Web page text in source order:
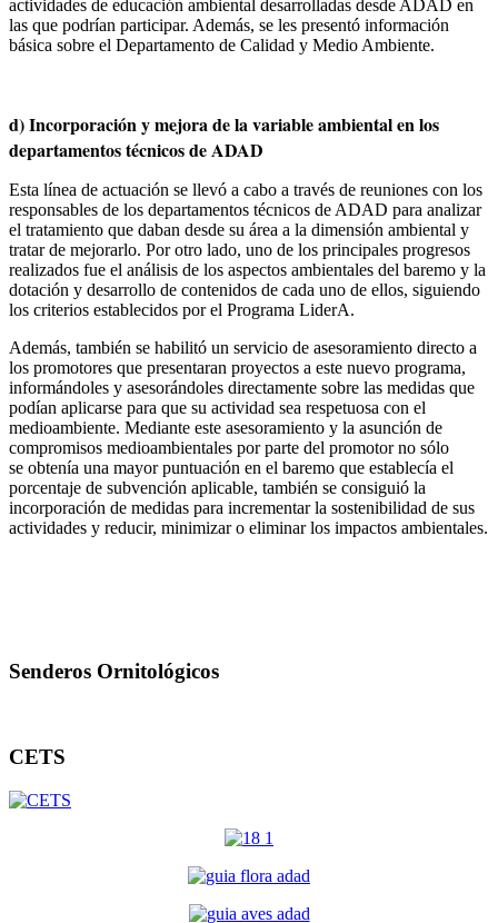
actividades de educación ambiental desarrolladas desde ADAD en
las que podrían participar. Además, se les presentó información
básica sobre el Departamento de Calidad y Medio Ambiente.
d) Incorporación y mejora de la variable ambiental en los
departamentos técnicos de ADAD
Esta línea de actuación se llevó a cabo a través de reuniones con los
responsables de los departamentos técnicos de ADAD para analizar
el tratamiento que daban desde su área a la dimensión ambiental y
tratar de mejorarlo. Por otro lado, uno de los principales progresos
realizados fue el análisis de los aspectos ambientales del baremo y la
dotación y desarrollo de contenidos de cada uno de ellos, siguiendo
los criterios establecidos por el Programa LiderA.
Además, también se habilitó un servicio de asesoramiento directo a
los promotores que presentaran proyectos a este nuevo programa,
informándoles y asesorándoles directamente sobre las medidas que
podían aplicarse para que su actividad sea respetuosa con el
medioambiente. Mediante este asesoramiento y la asunción de
compromisos medioambientales por parte del promotor no sólo
se obtenía una mayor puntuación en el baremo que establecía el
porcentaje de subvención aplicable, también se consiguió la
incorporación de medidas para incrementar la sostenibilidad de sus
actividades y reducir, minimizar o eliminar los impactos ambientales.
Senderos Ornitológicos
CETS